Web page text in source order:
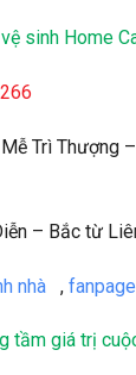
sinh Home
Trì Thượng
– Bắc từ
nhà , fanpage
tầm giá trị